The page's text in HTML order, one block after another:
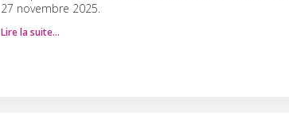
27 novembre 2025.
Lire la suite…